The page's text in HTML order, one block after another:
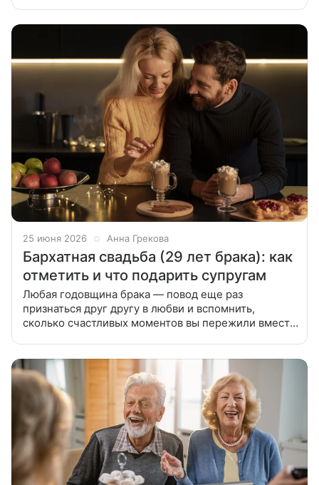
25 июня 2026 Анна Грекова
Бархатная свадьба (29 лет брака): как
отметить и что подарить супругам
Любая годовщина брака — повод еще раз
признаться друг другу в любви и вспомнить,
сколько счастливых моментов вы пережили вместе.